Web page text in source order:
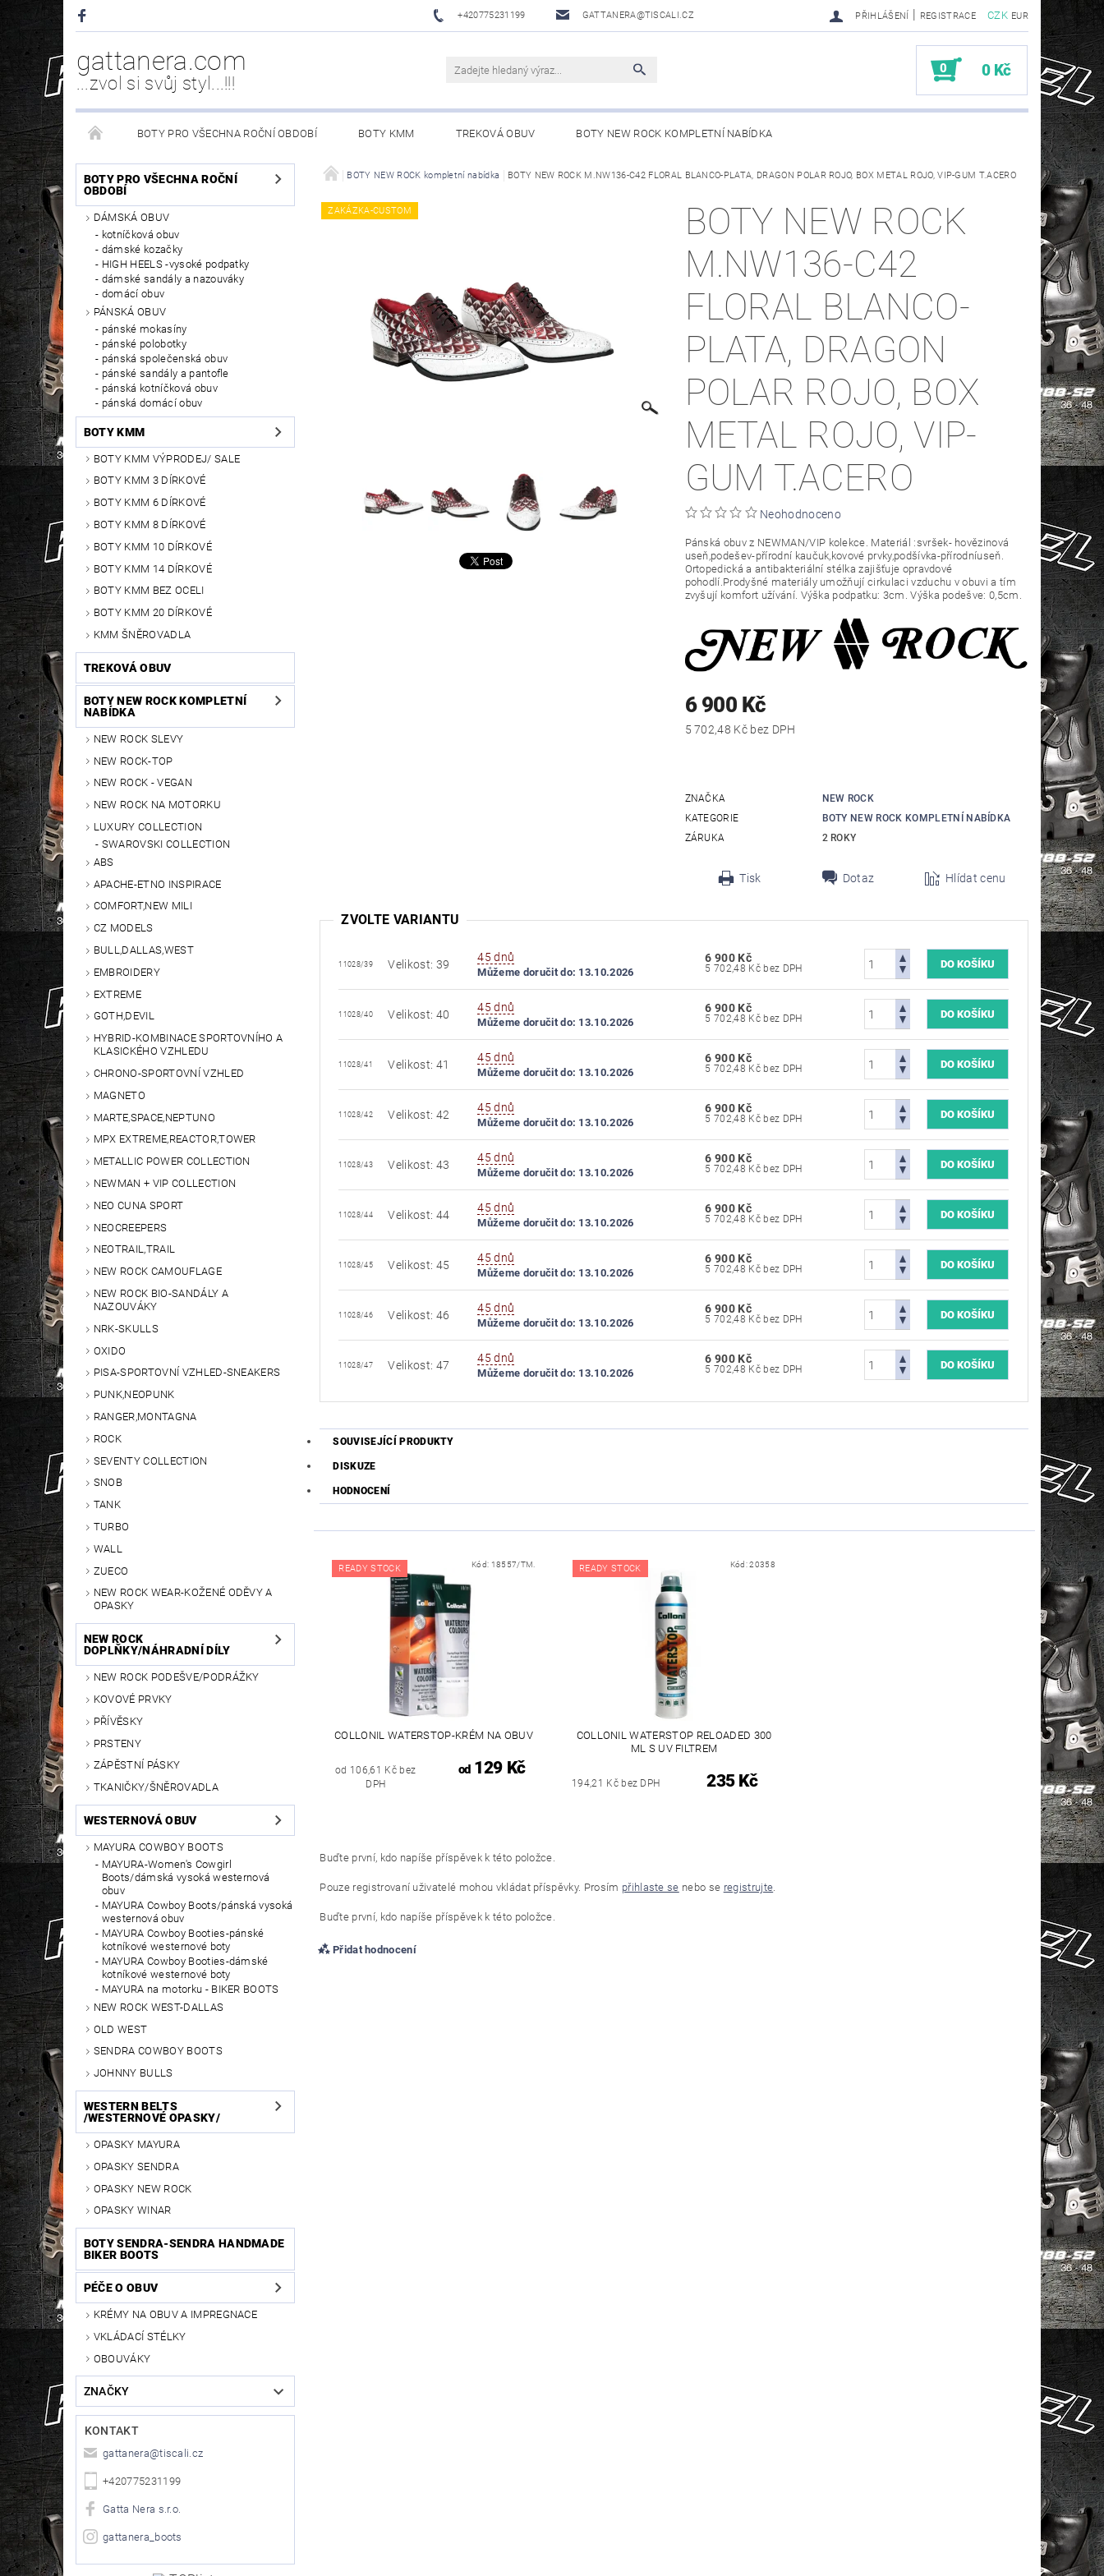
+420775231199 GATTANERA@TISCALI.CZ CZK EUR
PŘIHLÁŠENÍ | REGISTRACE
gattanera.com
...zvol si svůj styl...!!!
0 0 Kč
BOTY PRO VŠECHNA ROČNÍ OBDOBÍ BOTY KMM TREKOVÁ OBUV BOTY NEW ROCK KOMPLETNÍ NABÍDKA
NEW ROCK DOPLŇKY/NÁHRADNÍ DÍLY WESTERNOVÁ OBUV WESTERN BELTS /WESTERNOVÉ OPASKY/ BOTY SENDRA-SENDRA HANDMADE BIKER BOOTS
PÉČE O OBUV
BOTY PRO VŠECHNA ROČNÍ
OBDOBÍ
DÁMSKÁ OBUV
kotníčková obuv
dámské kozačky
HIGH HEELS -vysoké podpatky
dámské sandály a nazouváky
domácí obuv
PÁNSKÁ OBUV
pánské mokasíny
pánské polobotky
pánská společenská obuv
pánské sandály a pantofle
pánská kotníčková obuv
pánská domácí obuv
BOTY KMM
BOTY KMM VÝPRODEJ/ SALE
BOTY KMM 3 DÍRKOVÉ
BOTY KMM 6 DÍRKOVÉ
BOTY KMM 8 DÍRKOVÉ
BOTY KMM 10 DÍRKOVÉ
BOTY KMM 14 DÍRKOVÉ
BOTY KMM BEZ OCELI
BOTY KMM 20 DÍRKOVÉ
KMM ŠNĚROVADLA
TREKOVÁ OBUV
BOTY NEW ROCK KOMPLETNÍ
NABÍDKA
NEW ROCK SLEVY
NEW ROCK-TOP
NEW ROCK - VEGAN
NEW ROCK NA MOTORKU
LUXURY COLLECTION
SWAROVSKI COLLECTION
ABS
APACHE-ETNO INSPIRACE
COMFORT,NEW MILI
CZ MODELS
BULL,DALLAS,WEST
EMBROIDERY
EXTREME
GOTH,DEVIL
HYBRID-KOMBINACE SPORTOVNÍHO A
KLASICKÉHO VZHLEDU
CHRONO-SPORTOVNÍ VZHLED
MAGNETO
MARTE,SPACE,NEPTUNO
MPX EXTREME,REACTOR,TOWER
METALLIC POWER COLLECTION
NEWMAN + VIP COLLECTION
NEO CUNA SPORT
NEOCREEPERS
NEOTRAIL,TRAIL
NEW ROCK CAMOUFLAGE
NEW ROCK BIO-SANDÁLY A
NAZOUVÁKY
NRK-SKULLS
OXIDO
PISA-SPORTOVNÍ VZHLED-SNEAKERS
PUNK,NEOPUNK
RANGER,MONTAGNA
ROCK
SEVENTY COLLECTION
SNOB
TANK
TURBO
WALL
ZUECO
NEW ROCK WEAR-KOŽENÉ ODĚVY A
OPASKY
NEW ROCK
DOPLŇKY/NÁHRADNÍ DÍLY
NEW ROCK PODEŠVE/PODRÁŽKY
KOVOVÉ PRVKY
PŘÍVĚSKY
PRSTENY
ZÁPĚSTNÍ PÁSKY
TKANIČKY/ŠNĚROVADLA
WESTERNOVÁ OBUV
MAYURA COWBOY BOOTS
MAYURA-Women's Cowgirl
Boots/dámská vysoká westernová
obuv
MAYURA Cowboy Boots/pánská vysoká
westernová obuv
MAYURA Cowboy Booties-pánské
kotníkové westernové boty
MAYURA Cowboy Booties-dámské
kotníkové westernové boty
MAYURA na motorku - BIKER BOOTS
NEW ROCK WEST-DALLAS
OLD WEST
SENDRA COWBOY BOOTS
JOHNNY BULLS
WESTERN BELTS
/WESTERNOVÉ OPASKY/
OPASKY MAYURA
OPASKY SENDRA
OPASKY NEW ROCK
OPASKY WINAR
BOTY SENDRA-SENDRA HANDMADE
BIKER BOOTS
PÉČE O OBUV
KRÉMY NA OBUV A IMPREGNACE
VKLÁDACÍ STÉLKY
OBOUVÁKY
ZNAČKY
KONTAKT
gattanera@tiscali.cz
+420775231199
Gatta Nera s.r.o.
gattanera_boots
BOTY NEW ROCK kompletní nabídka BOTY NEW ROCK M.NW136-C42 FLORAL BLANCO-PLATA, DRAGON POLAR ROJO, BOX METAL ROJO, VIP-GUM T.ACERO
ZAKÁZKA-CUSTOM
BOTY NEW ROCK
M.NW136-C42
FLORAL BLANCO-
PLATA, DRAGON
POLAR ROJO, BOX
METAL ROJO, VIP-
GUM T.ACERO
Neohodnoceno
Pánská obuv z NEWMAN/VIP kolekce. Materiál :svršek- hovězinová
useň,podešev-přírodní kaučuk,kovové prvky,podšívka-přírodníuseň.
Ortopedická a antibakteriální stélka zajišťuje opravdové
pohodlí.Prodyšné materiály umožňují cirkulaci vzduchu v obuvi a tím
zvyšují komfort užívání. Výška podpatku: 3cm. Výška podešve: 0,5cm.
6 900 Kč
5 702,48 Kč bez DPH
ZNAČKA
NEW ROCK
KATEGORIE
BOTY NEW ROCK KOMPLETNÍ NABÍDKA
ZÁRUKA
2 ROKY
Tisk Dotaz Hlídat cenu
ZVOLTE VARIANTU
11028/39 Velikost: 39
45 dnů
Můžeme doručit do: 13.10.2026
6 900 Kč
5 702,48 Kč bez DPH
11028/40 Velikost: 40
45 dnů
Můžeme doručit do: 13.10.2026
6 900 Kč
5 702,48 Kč bez DPH
11028/41 Velikost: 41
45 dnů
Můžeme doručit do: 13.10.2026
6 900 Kč
5 702,48 Kč bez DPH
11028/42 Velikost: 42
45 dnů
Můžeme doručit do: 13.10.2026
6 900 Kč
5 702,48 Kč bez DPH
11028/43 Velikost: 43
45 dnů
Můžeme doručit do: 13.10.2026
6 900 Kč
5 702,48 Kč bez DPH
11028/44 Velikost: 44
45 dnů
Můžeme doručit do: 13.10.2026
6 900 Kč
5 702,48 Kč bez DPH
11028/45 Velikost: 45
45 dnů
Můžeme doručit do: 13.10.2026
6 900 Kč
5 702,48 Kč bez DPH
11028/46 Velikost: 46
45 dnů
Můžeme doručit do: 13.10.2026
6 900 Kč
5 702,48 Kč bez DPH
11028/47 Velikost: 47
45 dnů
Můžeme doručit do: 13.10.2026
6 900 Kč
5 702,48 Kč bez DPH
SOUVISEJÍCÍ PRODUKTY
DISKUZE
HODNOCENÍ
READY STOCK Kód: 18557/TM.
COLLONIL WATERSTOP-KRÉM NA OBUV
od 106,61 Kč bez
DPH
od129 Kč
READY STOCK Kód:20358
COLLONIL WATERSTOP RELOADED 300
ML S UV FILTREM
194,21 Kč bez DPH 235 Kč
Buďte první, kdo napíše příspěvek k této položce.
Pouze registrovaní uživatelé mohou vkládat příspěvky. Prosím přihlaste se nebo se registrujte
Buďte první, kdo napíše příspěvek k této položce.
Přidat hodnocení